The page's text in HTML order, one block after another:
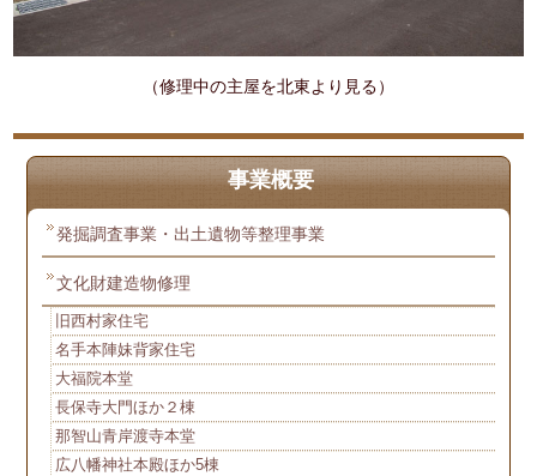
（修理中の主屋を北東より見る）
事業概要
発掘調査事業・出土遺物等整理事業
文化財建造物修理
旧西村家住宅
名手本陣妹背家住宅
大福院本堂
長保寺大門ほか２棟
那智山青岸渡寺本堂
広八幡神社本殿ほか5棟